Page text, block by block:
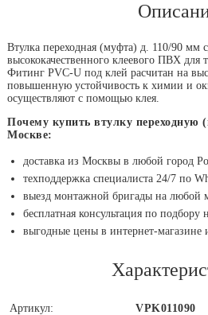
Втулка переходная (муфта) д. 110/90 мм
высококачественного клеевого ПВХ для
Фитинг PVC-U под клей расчитан на
повышенную устойчивость к химии и
осуществляют с помощью клея.
Почему купить втулку
Москве:
доставка из Москвы в любой город
техподдержка специалиста 24/7 по
выезд монтажной бригады на любой
бесплатная консультация по подбору
выгодные цены в интернет-магазине
Артикул:
VPK011090